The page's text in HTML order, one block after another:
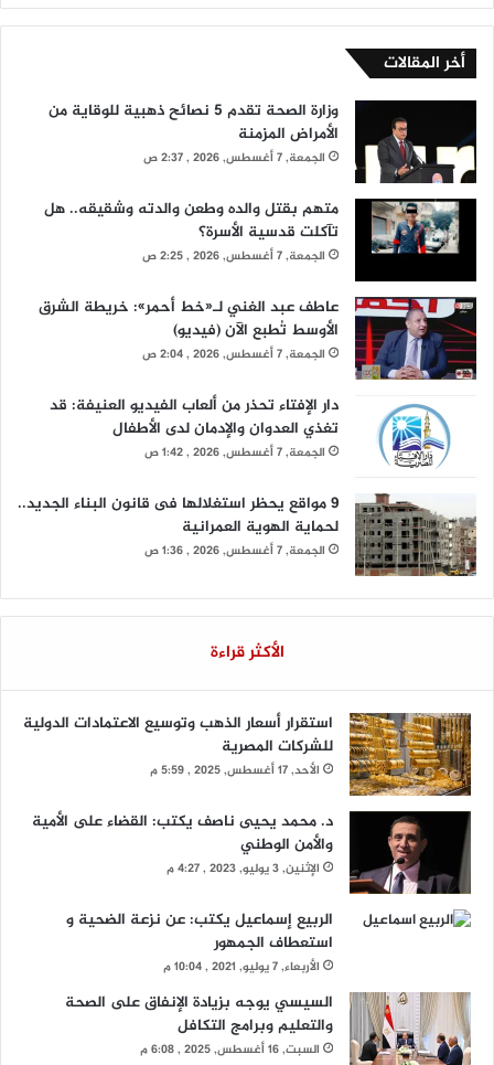
أخر المقالات
وزارة الصحة تقدم 5 نصائح ذهبية للوقاية من
الأمراض المزمنة
الجمعة, 7 أغسطس, 2026 , 2:37 ص
متهم بقتل والده وطعن والدته وشقيقه.. هل
تآكلت قدسية الأسرة؟
الجمعة, 7 أغسطس, 2026 , 2:25 ص
عاطف عبد الغني لـ«خط أحمر»: خريطة الشرق
الأوسط تُطبع الآن (فيديو)
الجمعة, 7 أغسطس, 2026 , 2:04 ص
دار الإفتاء تحذر من ألعاب الفيديو العنيفة: قد
تغذي العدوان والإدمان لدى الأطفال
الجمعة, 7 أغسطس, 2026 , 1:42 ص
9 مواقع يحظر استغلالها فى قانون البناء الجديد..
لحماية الهوية العمرانية
الجمعة, 7 أغسطس, 2026 , 1:36 ص
الأكثر قراءة
استقرار أسعار الذهب وتوسيع الاعتمادات الدولية
للشركات المصرية
الأحد, 17 أغسطس, 2025 , 5:59 م
د. محمد يحيى ناصف يكتب: القضاء على الأمية
والأمن الوطني
الإثنين, 3 يوليو, 2023 , 4:27 م
الربيع إسماعيل يكتب: عن نزعة الضحية و
استعطاف الجمهور
الأربعاء, 7 يوليو, 2021 , 10:04 م
السيسي يوجه بزيادة الإنفاق على الصحة
والتعليم وبرامج التكافل
السبت, 16 أغسطس, 2025 , 6:08 م